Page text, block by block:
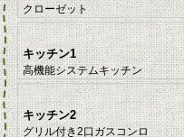
クローゼット
キッチン1
高機能システムキッチン
キッチン2
グリル付き2口ガスコンロ